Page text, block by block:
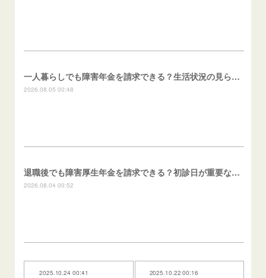
一人暮らしでも障害年金を請求できる？生活状況の見られ方
2026.08.05 00:48
退職後でも障害厚生年金を請求できる？初診日が重要な理由
2026.08.04 00:52
2025.10.24 00:41 2025.10.22 00:16